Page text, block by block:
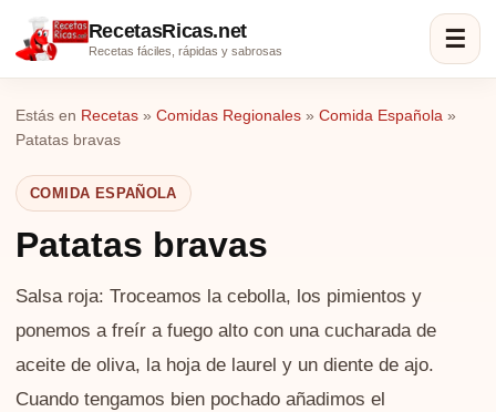
RecetasRicas.net
Recetas fáciles, rápidas y sabrosas ☰
Estás en Recetas » Comidas Regionales » Comida Española »
Patatas bravas
COMIDA ESPAÑOLA
Patatas bravas
Salsa roja: Troceamos la cebolla, los pimientos y
ponemos a freír a fuego alto con una cucharada de
aceite de oliva, la hoja de laurel y un diente de ajo.
Cuando tengamos bien pochado añadimos el